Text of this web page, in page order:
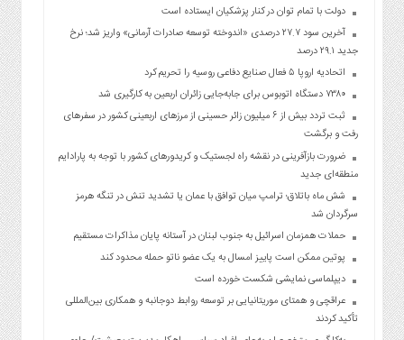
دولت با تمام توان در کنار پزشکیان ایستاده است
آخرین سود ۲۷.۷ درصدی «اندوخته توسعه صادرات آرمانی» واریز شد؛ نرخ
جدید ۲۹.۱ درصد
اتحادیه اروپا ۵ فعال صنایع دفاعی روسیه را تحریم کرد
۷۳۸۰ دستگاه اتوبوس برای جابه‌جایی زائران اربعین به‌ کارگیری شد
ثبت تردد بیش از ۶ میلیون زائر حسینی از مرزهای اربعینی کشور در سفرهای
رفت و برگشت
ضرورت بازآفرینی در نقشه راه لجستیک و کریدورهای کشور با توجه به پارادایم
منطقه‌ای جدید
شش ماه باتلاق؛ ترامپ میان توافق با عمان یا تشدید تنش در تنگه هرمز
سرگردان شد
حملات همزمان اسرائیل به جنوب لبنان در آستانه پایان مذاکرات مستقیم
پوتین ممکن است پاییز امسال به یک عضو ناتو حمله محدود کند
دیپلماسی نمایشی شکست خورده است
عراقچی و همتای موریتانیایی بر توسعه روابط دوجانبه و همکاری بین‌المللی
تأکید کردند